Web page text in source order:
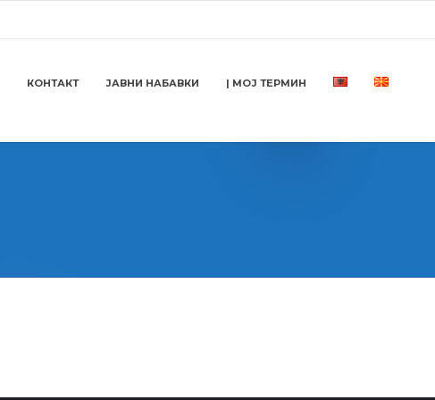
КОНТАКТ ЈАВНИ НАБАВКИ | МОЈ ТЕРМИН